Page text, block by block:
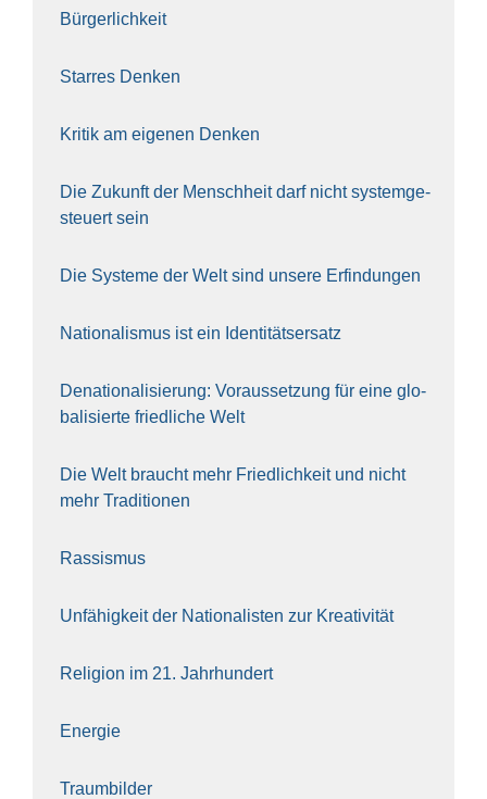
Bür­ger­lich­keit
Star­res Den­ken
Kri­tik am eige­nen Den­ken
Die Zukunft der Mensch­heit darf nicht sys­tem­ge­
steu­ert sein
Die Sys­te­me der Welt sind unse­re Erfin­dun­gen
Natio­na­lis­mus ist ein Iden­ti­täts­er­satz
Dena­tio­na­li­sie­rung: Vor­aus­set­zung für eine glo­
ba­li­sier­te fried­li­che Welt
Die Welt braucht mehr Fried­lich­keit und nicht
mehr Tra­di­tio­nen
Ras­sis­mus
Unfä­hig­keit der Natio­na­lis­ten zur Krea­ti­vi­tät
Reli­gi­on im 21. Jahr­hun­dert
Ener­gie
Traum­bil­der